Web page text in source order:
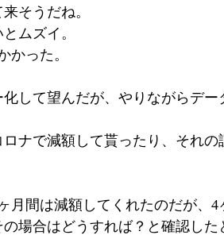
そうだね。
ムズイ。
かった。
して望んだが、やりながらデ
ナで減額して貰ったり、それ
月間は減額してくれたのだが、
場合はどうすれば？と確認し